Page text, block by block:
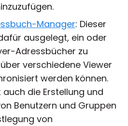
Manager: Dieser
ausgelegt, ein oder
Adressbücher zu
verschiedene Viewer
werden können.
die Erstellung und
Benutzern und Gruppen
von